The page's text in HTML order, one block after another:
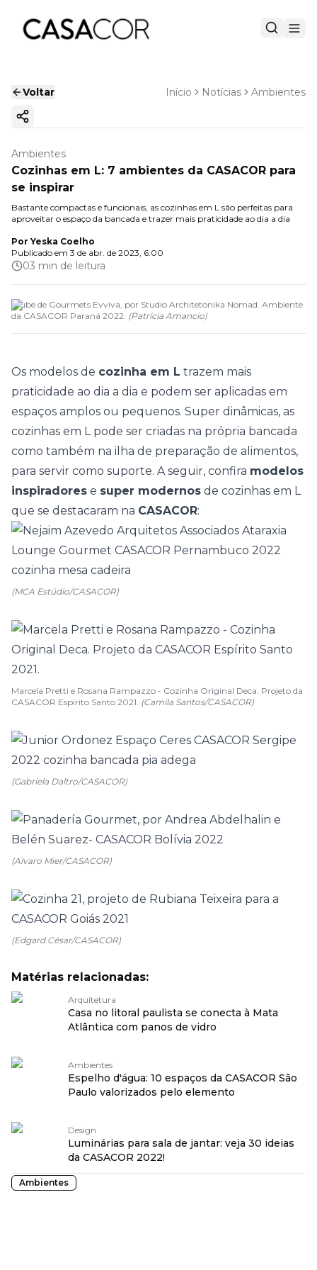
Voltar Início Notícias Ambientes
Copiar link
Ambientes
Cozinhas em L: 7 ambientes da CASACOR para
se inspirar
Bastante compactas e funcionais, as cozinhas em L são perfeitas para
aproveitar o espaço da bancada e trazer mais praticidade ao dia a dia
Por Yeska Coelho
Publicado em 3 de abr. de 2023, 6:00
03 min de leitura
Clube de Gourmets Evviva, por Studio Architetonika Nomad. Ambiente
da CASACOR Paraná 2022. (Patrícia Amancio)
Os modelos de cozinha em L trazem mais
praticidade ao dia a dia e podem ser aplicadas em
espaços amplos ou pequenos. Super dinâmicas, as
cozinhas em L pode ser criadas na própria bancada
como também na ilha de preparação de alimentos,
para servir como suporte. A seguir, confira modelos
inspiradores e super modernos de cozinhas em L
que se destacaram na CASACOR:
(MCA Estúdio/CASACOR)
Marcela Pretti e Rosana Rampazzo - Cozinha Original Deca. Projeto da
CASACOR Espírito Santo 2021. (Camila Santos/CASACOR)
(Gabriela Daltro/CASACOR)
(Alvaro Mier/CASACOR)
(Edgard César/CASACOR)
Matérias relacionadas:
Arquitetura
Casa no litoral paulista se conecta à Mata
Atlântica com panos de vidro
Ambientes
Espelho d'água: 10 espaços da CASACOR São
Paulo valorizados pelo elemento
Design
Luminárias para sala de jantar: veja 30 ideias
da CASACOR 2022!
Ambientes